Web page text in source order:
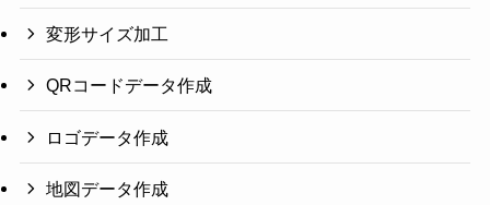
変形サイズ加工
QRコードデータ作成
ロゴデータ作成
地図データ作成